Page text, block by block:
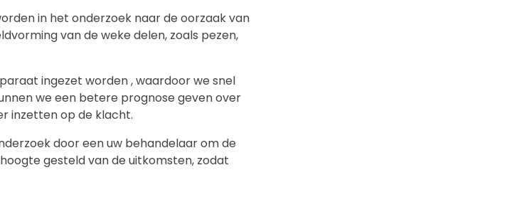
in het onderzoek naar de oorzaak van
van de weke delen, zoals pezen,
ingezet worden , waardoor we snel
we een betere prognose geven over
inzetten op de klacht.
door een uw behandelaar om de
gesteld van de uitkomsten, zodat